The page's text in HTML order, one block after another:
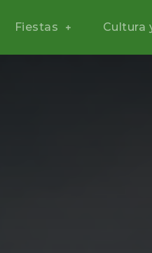
Fiestas Cultura